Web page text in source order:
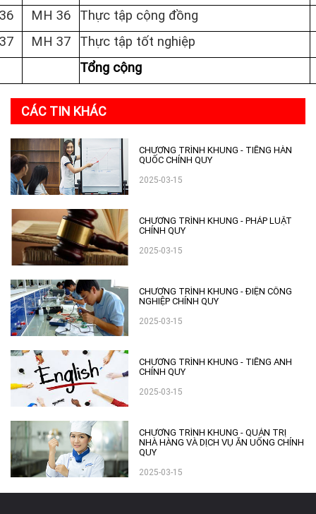
36
MH 36 Thực tập cộng đồng
37
MH 37 Thực tập tốt nghiệp
Tổng cộng
CÁC TIN KHÁC
CHƯƠNG TRÌNH KHUNG - TIẾNG HÀN
QUỐC CHÍNH QUY
2025-03-15
CHƯƠNG TRÌNH KHUNG - PHÁP LUẬT
CHÍNH QUY
2025-03-15
CHƯƠNG TRÌNH KHUNG - ĐIỆN CÔNG
NGHIỆP CHÍNH QUY
2025-03-15
CHƯƠNG TRÌNH KHUNG - TIẾNG ANH
CHÍNH QUY
2025-03-15
CHƯƠNG TRÌNH KHUNG - QUẢN TRỊ
NHÀ HÀNG VÀ DỊCH VỤ ĂN UỐNG CHÍNH
QUY
2025-03-15